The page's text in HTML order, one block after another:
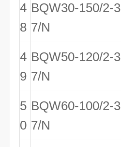
4
8
BQW30-150/2-3
7/N
4
9
BQW50-120/2-3
7/N
5
0
BQW60-100/2-3
7/N